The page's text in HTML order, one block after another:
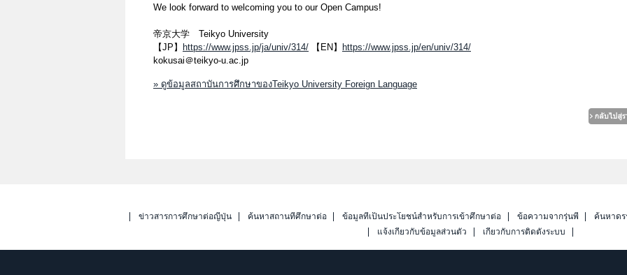
We look forward to welcoming you to our Open Campus!​
帝京大学 Teikyo University
【JP】
https://www.jpss.jp/ja/univ/314/ 【EN】
https://www.jpss.jp/en/univ/314/
kokusai＠teikyo-u.ac.jp
» ดูข้อมูลสถาบันการศึกษาของTeikyo University Foreign Language
ข่าวสารการศึกษาต่อญี่ปุ่น ค้นหาสถานที่ศึกษาต่อ ข้อมูลที่เป็นประโยชน์สำหรับการเข้าศึกษาต่อ ข้อความจากรุ่นพี่ ค้นหาด
แจ้งเกี่ยวกับข้อมูลส่วนตัว
เกี่ยวกับการติดตั้งระบบ